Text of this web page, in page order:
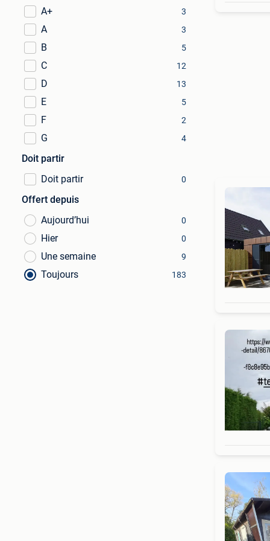
A+ 3
A 3
B 5
C 12
D 13
E 5
F 2
G 4
Doit partir
Doit partir
0
Offert depuis
Aujourd’hui
0
Hier 0
Une semaine 9
Toujours 183